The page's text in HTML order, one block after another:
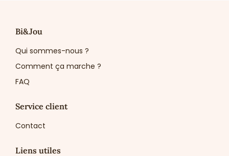
Bi&Jou
Qui sommes-nous ?
Comment ça marche ?
FAQ
Service client
Contact
Liens utiles